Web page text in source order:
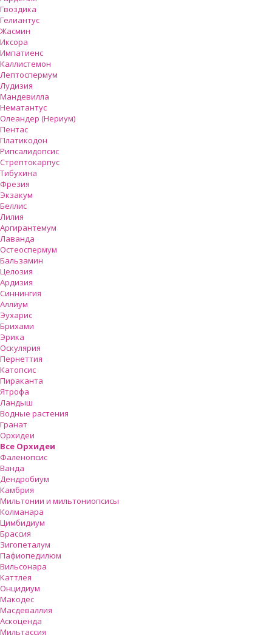
Гвоздика
Гелиантус
Жасмин
Иксора
Импатиенс
Каллистемон
Лептоспермум
Лудизия
Мандевилла
Нематантус
Олеандер (Нериум)
Пентас
Платикодон
Рипсалидопсис
Стрептокарпус
Тибухина
Фрезия
Экзакум
Беллис
Лилия
Аргирантемум
Лаванда
Остеоспермум
Бальзамин
Целозия
Ардизия
Синнингия
Аллиум
Эухарис
Брихами
Эрика
Оскулярия
Пернеттия
Катопсис
Пираканта
Ятрофа
Ландыш
Водные растения
Гранат
Орхидеи
Все Орхидеи
Фаленопсис
Ванда
Дендробиум
Камбрия
Мильтонии и мильтониопсисы
Колманара
Цимбидиум
Брассия
Зигопеталум
Пафиопедилюм
Вильсонара
Каттлея
Онцидиум
Макодес
Масдеваллия
Аскоценда
Мильтассия